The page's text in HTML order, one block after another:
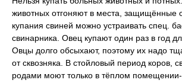
животных отгоняют в места, защищённые
купания свиней можно устраивать спец.
свинарника. Овец купают один раз в год
Овцы долго обсыхают, поэтому их надо
от сквозняка. В стойловый период коров,
родами моют только в тёплом